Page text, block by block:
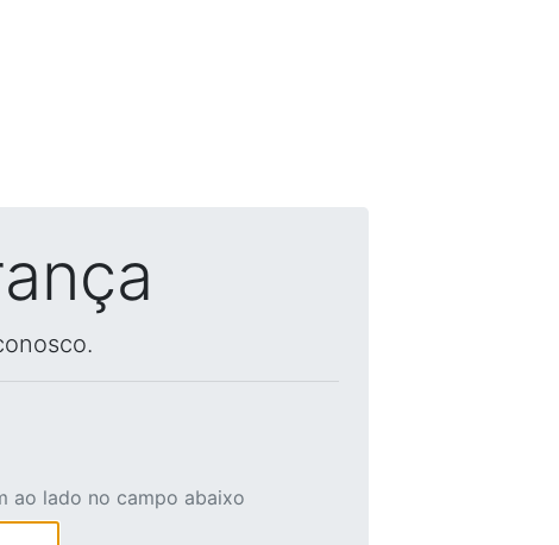
ao lado no campo abaixo